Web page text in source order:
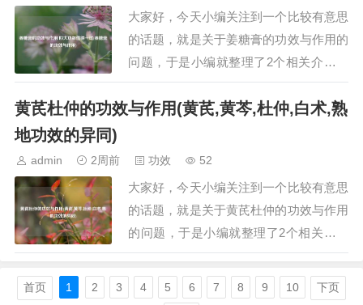
属植物鸿茅（学…
大家好，今天小编关注到一个比较有意思
的话题，就是关于姜糖膏的功效与作用的
问题，于是小编就整理了2个相关介绍姜
糖膏的功效与作用的解答，让我们一起看
看吧。文章目录：姜糖膏的功效与作用
一、姜糖膏的功效与作用 四大功效值得
体的营养品，…
黄芪杜仲的功效与作用(黄芪,黄芩,杜仲,白术,熟
地功效的异同)
admin 2周前 功效 52
大家好，今天小编关注到一个比较有意思
的话题，就是关于黄芪杜仲的功效与作用
的问题，于是小编就整理了2个相关介绍
黄芪杜仲的功效与作用的解答，让我们一
起看看吧。文章目录：黄芪杜仲的功效与
作用黄芪,黄芩,杜仲,白术,熟地功效的异同
首页 1 2 3 4 5 6 7 8 9 10 下页